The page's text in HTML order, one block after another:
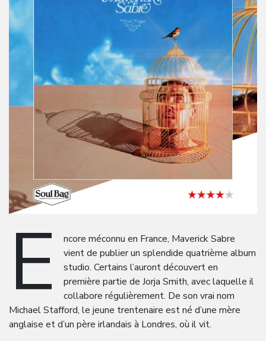
E
ncore méconnu en France, Maverick Sabre
vient de publier un splendide quatrième album
studio. Certains l’auront découvert en
première partie de Jorja Smith, avec laquelle il
collabore régulièrement. De son vrai nom
Michael Stafford, le jeune trentenaire est né d’une mère
anglaise et d’un père irlandais à Londres, où il vit.